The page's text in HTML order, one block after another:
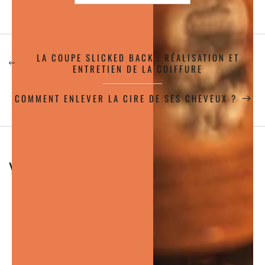
LA COUPE SLICKED BACK : RÉALISATION ET
ENTRETIEN DE LA COIFFURE
COMMENT ENLEVER LA CIRE DE SES CHEVEUX ?
YOU MAY ALSO LIKE